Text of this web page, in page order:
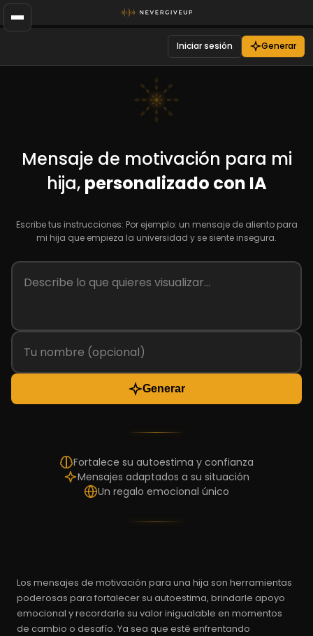
Iniciar sesión Generar
Mensaje de motivación para mi
hija, personalizado con IA
Escribe tus instrucciones: Por ejemplo: un mensaje de aliento para
mi hija que empieza la universidad y se siente insegura.
Generar
Fortalece su autoestima y confianza
Mensajes adaptados a su situación
Un regalo emocional único
Los mensajes de motivación para una hija son herramientas
poderosas para fortalecer su autoestima, brindarle apoyo
emocional y recordarle su valor inigualable en momentos
de cambio o desafío. Ya sea que esté enfrentando